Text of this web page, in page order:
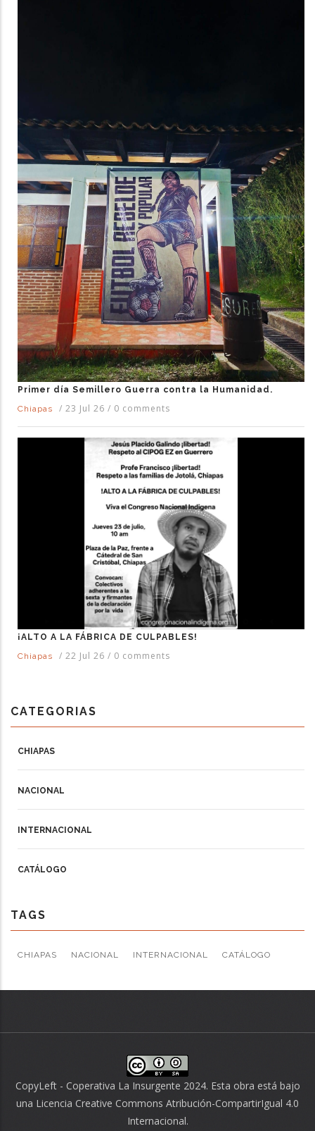
Primer día Semillero Guerra contra la Humanidad.
Chiapas
/ 23 Jul 26 / 0 comments
¡ALTO A LA FÁBRICA DE CULPABLES!
Chiapas
/ 22 Jul 26 / 0 comments
CATEGORIAS
CHIAPAS
NACIONAL
INTERNACIONAL
CATÁLOGO
TAGS
CHIAPAS NACIONAL INTERNACIONAL CATÁLOGO
CopyLeft - Coperativa La Insurgente 2024. Esta obra está bajo
una Licencia Creative Commons Atribución-CompartirIgual 4.0
Internacional.